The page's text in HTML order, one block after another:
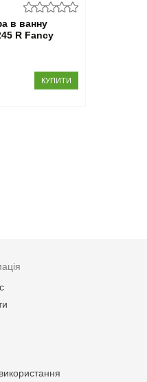
в ванну
R Fancy
КУПИТИ